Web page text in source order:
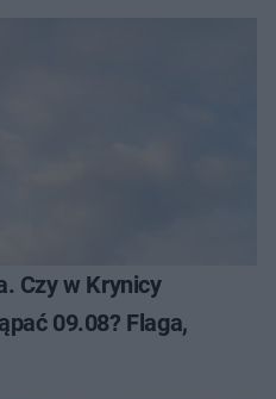
Czy w Krynicy
09.08? Flaga,